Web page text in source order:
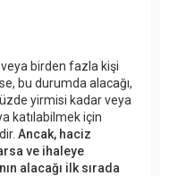
birden fazla kişi
bu durumda alacağı,
yirmisi kadar veya
katılabilmek için
Ancak, haciz
ve ihaleye
alacağı ilk sırada